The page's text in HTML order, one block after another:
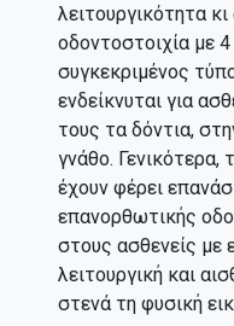
λειτουργικότητα
οδοντοστοιχία με
συγκεκριμένος
ενδείκνυται για
τους τα δόντια,
γνάθο. Γενικότερα,
έχουν φέρει
επανορθωτικής
στους ασθενείς με
λειτουργική και
στενά τη φυσική